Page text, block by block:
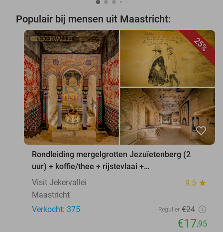
Populair bij mensen uit Maastricht:
25%
favorite_border
Rondleiding mergelgrotten Jezuïetenberg (2
uur) + koffie/thee + rijstevlaai +
waxinelichthouder
Visit Jekervallei 9.5 star
Maastricht
Verkocht: 375
Regulier €24
€17,95